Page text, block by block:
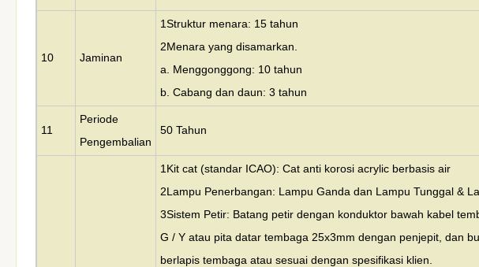
10 Jaminan
1Struktur menara: 15 tahun
2Menara yang disamarkan.
a. Menggonggong: 10 tahun
b. Cabang dan daun: 3 tahun
11
Periode
Pengembalian
50 Tahun
1Kit cat (standar ICAO): Cat anti korosi acrylic berbasis air
2Lampu Penerbangan: Lampu Ganda dan Lampu Tunggal &
3Sistem Petir: Batang petir dengan konduktor bawah kabel
G / Y atau pita datar tembaga 25x3mm dengan penjepit, dan
berlapis tembaga atau sesuai dengan spesifikasi klien.